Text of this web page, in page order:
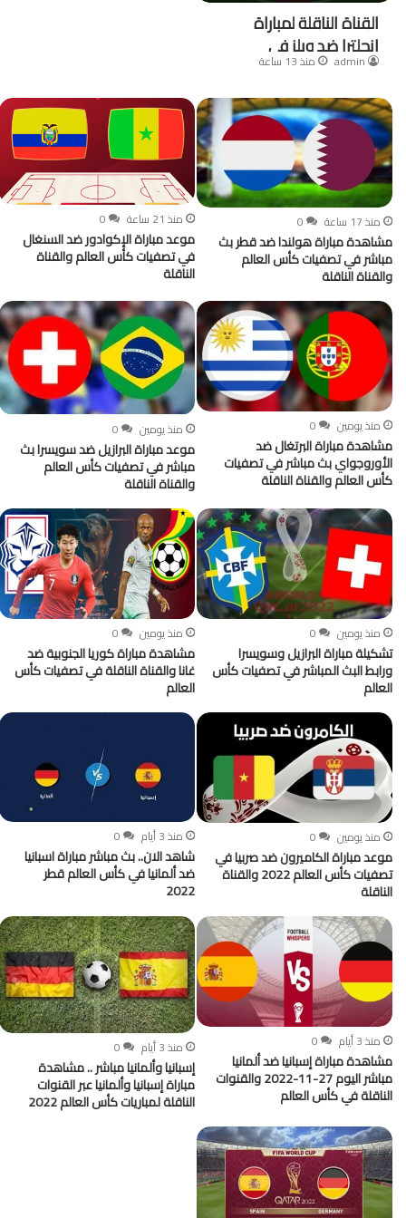
القناة الناقلة لمباراة
إنجلترا ضد ويلز في
تصفيات كأس العالم
وموعدها
admin
منذ 13 ساعة
منذ 17 ساعة 0
مشاهدة مباراة هولندا ضد قطر بث
مباشر في تصفيات كأس العالم
والقناة الناقلة
منذ 21 ساعة 0
موعد مباراة الإكوادور ضد السنغال
في تصفيات كأس العالم والقناة
الناقلة
منذ يومين 0
مشاهدة مباراة البرتغال ضد
الأوروجواي بث مباشر في تصفيات
كأس العالم والقناة الناقلة
منذ يومين 0
موعد مباراة البرازيل ضد سويسرا بث
مباشر في تصفيات كأس العالم
والقناة الناقلة
منذ يومين 0
تشكيلة مباراة البرازيل وسويسرا
ورابط البث المباشر في تصفيات كأس
العالم
منذ يومين 0
مشاهدة مباراة كوريا الجنوبية ضد
غانا والقناة الناقلة في تصفيات كأس
العالم
منذ يومين 0
موعد مباراة الكاميرون ضد صربيا في
تصفيات كأس العالم 2022 والقناة
الناقلة
منذ 3 أيام 0
شاهد الان.. بث مباشر مباراة اسبانيا
ضد ألمانيا في كأس العالم قطر
2022
منذ 3 أيام 0
مشاهدة مباراة إسبانيا ضد ألمانيا
مباشر اليوم 27-11-2022 والقنوات
الناقلة في كأس العالم
منذ 3 أيام 0
إسبانيا وألمانيا مباشر .. مشاهدة
مباراة إسبانيا وألمانيا عبر القنوات
الناقلة لمباريات كأس العالم 2022